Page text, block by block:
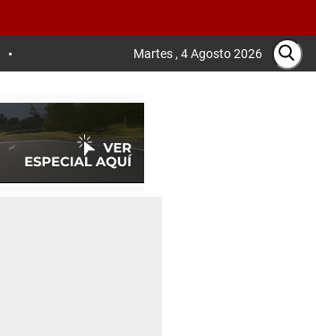
Martes , 4 Agosto 2026